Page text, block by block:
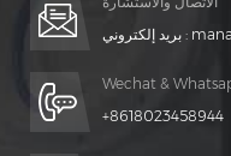
بريد إلكتروني :
+8618023458944